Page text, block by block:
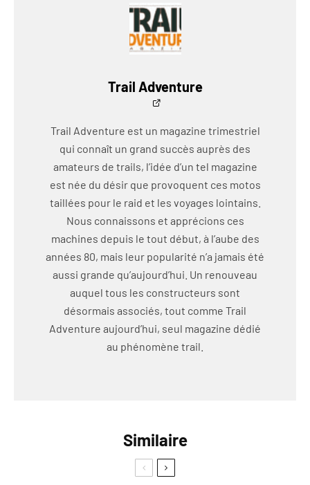
Trail Adventure
Trail Adventure est un magazine trimestriel
qui connaît un grand succès auprès des
amateurs de trails, l’idée d’un tel magazine
est née du désir que provoquent ces motos
taillées pour le raid et les voyages lointains.
Nous connaissons et apprécions ces
machines depuis le tout début, à l’aube des
années 80, mais leur popularité n’a jamais été
aussi grande qu’aujourd’hui. Un renouveau
auquel tous les constructeurs sont
désormais associés, tout comme Trail
Adventure aujourd’hui, seul magazine dédié
au phénomène trail.
Similaire